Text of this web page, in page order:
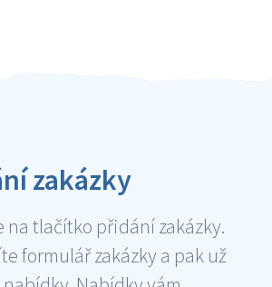
zakázky
tlačítko přidání zakázky.
formulář zakázky a pak už